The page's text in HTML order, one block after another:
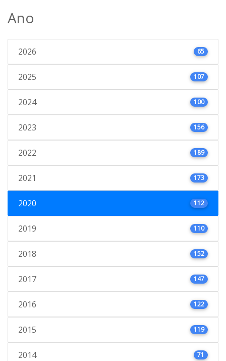
Ano
2026 65
2025 107
2024 100
2023 156
2022 189
2021 173
2020 112
2019 110
2018 152
2017 147
2016 122
2015 119
2014 71